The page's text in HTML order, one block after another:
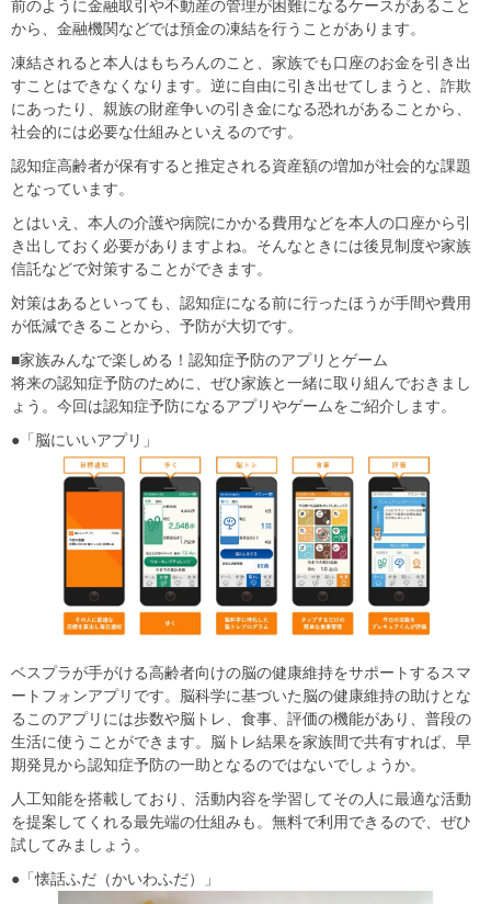
前のように金融取引や不動産の管理が困難になるケースがあること
から、金融機関などでは預金の凍結を行うことがあります。
凍結されると本人はもちろんのこと、家族でも口座のお金を引き出
すことはできなくなります。逆に自由に引き出せてしまうと、詐欺
にあったり、親族の財産争いの引き金になる恐れがあることから、
社会的には必要な仕組みといえるのです。
認知症高齢者が保有すると推定される資産額の増加が社会的な課題
となっています。
とはいえ、本人の介護や病院にかかる費用などを本人の口座から引
き出しておく必要がありますよね。そんなときには後見制度や家族
信託などで対策することができます。
対策はあるといっても、認知症になる前に行ったほうが手間や費用
が低減できることから、予防が大切です。
■家族みんなで楽しめる！認知症予防のアプリとゲーム
将来の認知症予防のために、ぜひ家族と一緒に取り組んでおきまし
ょう。今回は認知症予防になるアプリやゲームをご紹介します。
●「脳にいいアプリ」
ベスプラが手がける高齢者向けの脳の健康維持をサポートするスマ
ートフォンアプリです。脳科学に基づいた脳の健康維持の助けとな
るこのアプリには歩数や脳トレ、食事、評価の機能があり、普段の
生活に使うことができます。脳トレ結果を家族間で共有すれば、早
期発見から認知症予防の一助となるのではないでしょうか。
人工知能を搭載しており、活動内容を学習してその人に最適な活動
を提案してくれる最先端の仕組みも。無料で利用できるので、ぜひ
試してみましょう。
●「懐話ふだ（かいわふだ）」